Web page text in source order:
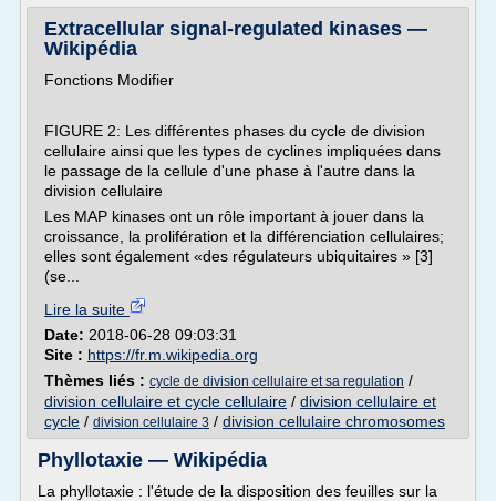
Extracellular signal-regulated kinases —
Wikipédia
Fonctions Modifier
FIGURE 2: Les différentes phases du cycle de division
cellulaire ainsi que les types de cyclines impliquées dans
le passage de la cellule d'une phase à l'autre dans la
division cellulaire
Les MAP kinases ont un rôle important à jouer dans la
croissance, la prolifération et la différenciation cellulaires;
elles sont également «des régulateurs ubiquitaires » [3]
(se...
Lire la suite
Date: 2018-06-28 09:03:31
Site : https://fr.m.wikipedia.org
Thèmes liés : cycle de division cellulaire et sa regulation /
division cellulaire et cycle cellulaire / division cellulaire et
cycle / division cellulaire 3 / division cellulaire chromosomes
Phyllotaxie — Wikipédia
La phyllotaxie : l'étude de la disposition des feuilles sur la